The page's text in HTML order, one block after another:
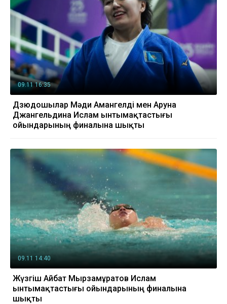
09.11 16:35
Дзюдошылар Мәди Амангелді мен Аруна
Джангельдина Ислам ынтымақтастығы
ойындарының финалына шықты
09.11 14:40
Жүзгіш Айбат Мырзамұратов Ислам
ынтымақтастығы ойындарының финалына
шықты